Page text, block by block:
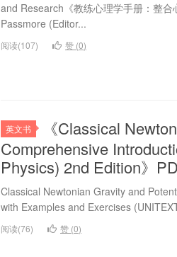
and Research《教练心理学手册：整
Passmore (Editor...
阅读(107) 赞 (0)
英文书
《Classical
Comprehensive
Physics) 2nd Edition》
Classical Newtonian Gravity and
with Examples and Exercises
阅读(76) 赞 (0)